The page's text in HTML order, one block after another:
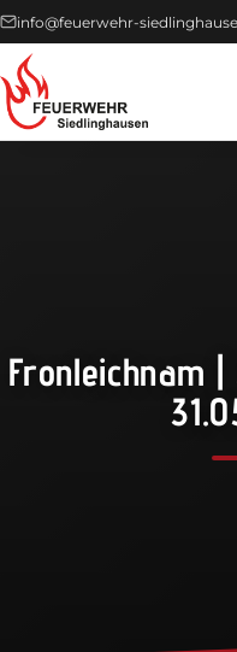
info@feuerwehr-
News
Fronleichnam